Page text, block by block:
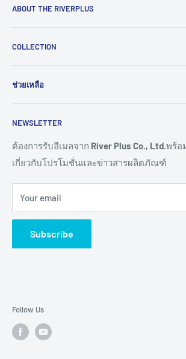
ABOUT THE RIVERPLUS
สินค้าและบริการเทคโนโลยีแบบครบวงจร จา
และอุตสาหกรรม 4.0
COLLECTION
HMI
Connectivity
Remote I/O
Sensor
IoT Controller
Video Wall
Digital Signage
TV & Monitor
AMR
Accessory
ช่วยเหลือ
ขอราคางานโครงการ
การสั่งซื้อสินค้า
การชำระเงิน
การจัดส่งสินค้า
การขอใบเสนอราคา
การรับประกันสินค้า
การคืนสินค้า และการคืนเงิน
NEWSLETTER
ต้องการรับอีเมลจาก River Plus Co., Ltd.พร้อ
เกี่ยวกับโปรโมชั่นและข่าวสารผลิตภัณฑ์
Your email
Subscribe
Follow Us